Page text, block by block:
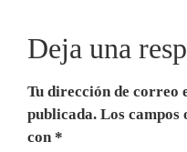
Deja una
Tu dirección de correo
publicada. Los campos
con*